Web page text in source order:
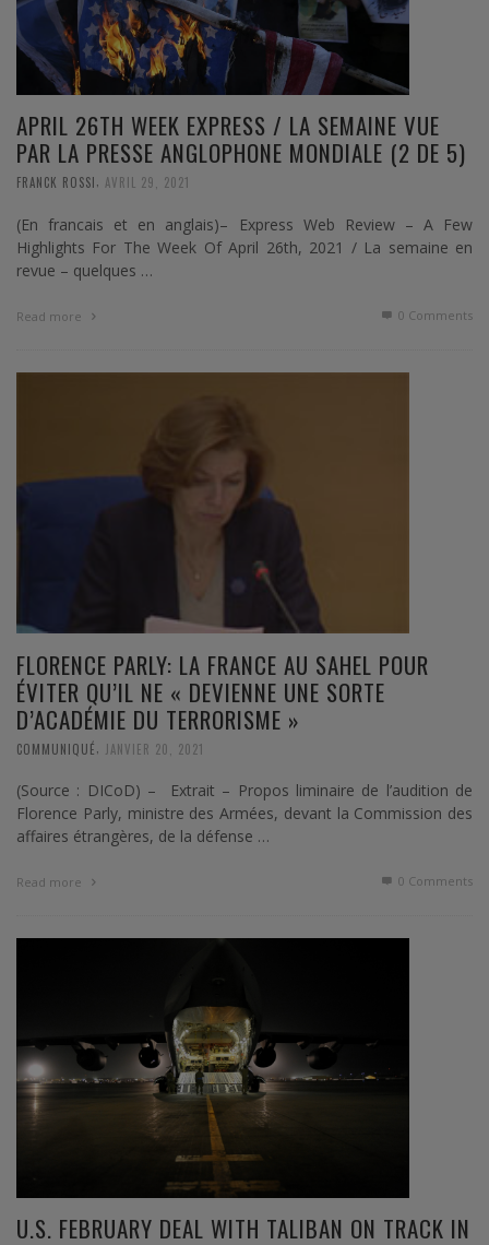
APRIL 26TH WEEK EXPRESS / LA SEMAINE VUE
PAR LA PRESSE ANGLOPHONE MONDIALE (2 DE 5)
FRANCK ROSSI, AVRIL 29, 2021
(En francais et en anglais)– Express Web Review – A Few
Highlights For The Week Of April 26th, 2021 / La semaine en
revue – quelques …
Read more 0 Comments
FLORENCE PARLY: LA FRANCE AU SAHEL POUR
ÉVITER QU’IL NE « DEVIENNE UNE SORTE
D’ACADÉMIE DU TERRORISME »
COMMUNIQUÉ JANVIER 20, 2021
(Source : DICoD) – Extrait – Propos liminaire de l’audition de
Florence Parly, ministre des Armées, devant la Commission des
affaires étrangères, de la défense …
Read more 0 Comments
U.S. FEBRUARY DEAL WITH TALIBAN ON TRACK IN